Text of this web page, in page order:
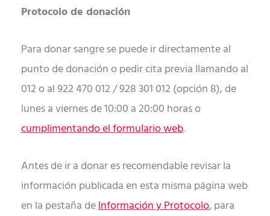
Protocolo de donación
Para donar sangre se puede ir directamente al
punto de donación o pedir cita previa llamando al
012 o al 922 470 012 / 928 301 012 (opción 8), de
lunes a viernes de 10:00 a 20:00 horas o
cumplimentando el formulario web.
Antes de ir a donar es recomendable revisar la
información publicada en esta misma página web
en la pestaña deInformación y Protocolo, para